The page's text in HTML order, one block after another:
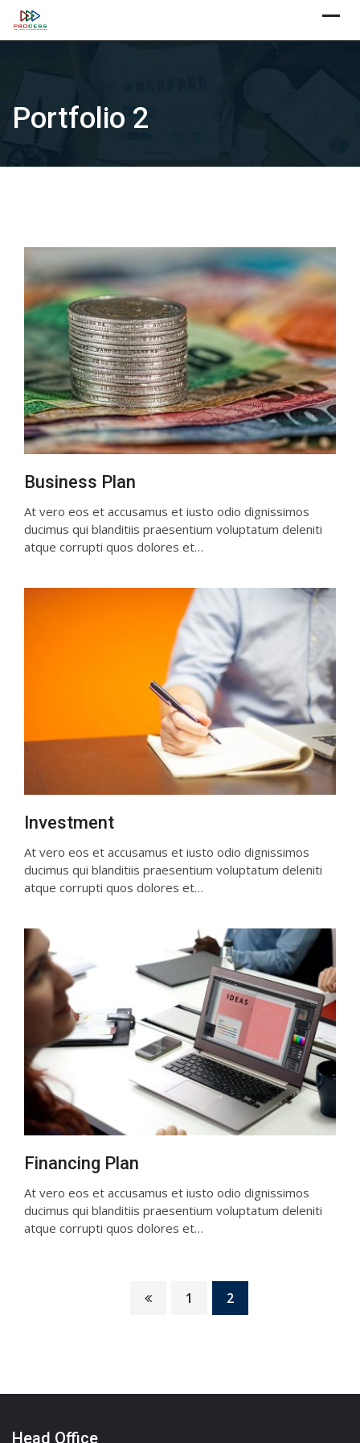
Skip
Portfolio 2
Business Plan
At vero eos et accusamus et iusto odio dignissimos
ducimus qui blanditiis praesentium voluptatum deleniti
atque corrupti quos dolores et…
Investment
At vero eos et accusamus et iusto odio dignissimos
ducimus qui blanditiis praesentium voluptatum deleniti
atque corrupti quos dolores et…
Financing Plan
At vero eos et accusamus et iusto odio dignissimos
ducimus qui blanditiis praesentium voluptatum deleniti
atque corrupti quos dolores et…
1 2
Head Office